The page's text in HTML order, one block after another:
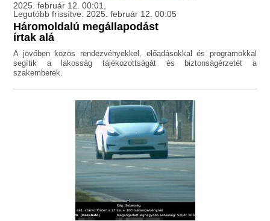
2025. február 12. 00:01,
Legutóbb frissítve: 2025. február 12. 00:05
Háromoldalú megállapodást
írtak alá
A jövőben közös rendezvényekkel, előadásokkal és programokkal
segítik a lakosság tájékozottságát és biztonságérzetét a
szakemberek.